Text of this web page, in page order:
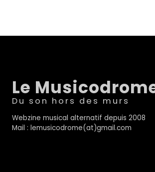
Le
Du son hors des murs
Webzine musical alternatif depuis 2008
Mail : lemusicodrome(at)gmail.com